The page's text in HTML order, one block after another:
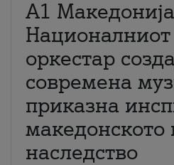
А1
Националниот
оркестар
современа
приказна
македонското
наследство